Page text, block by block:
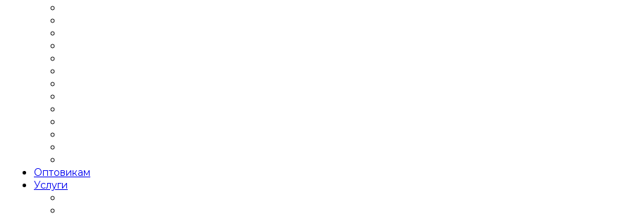
Оптовикам
Услуги